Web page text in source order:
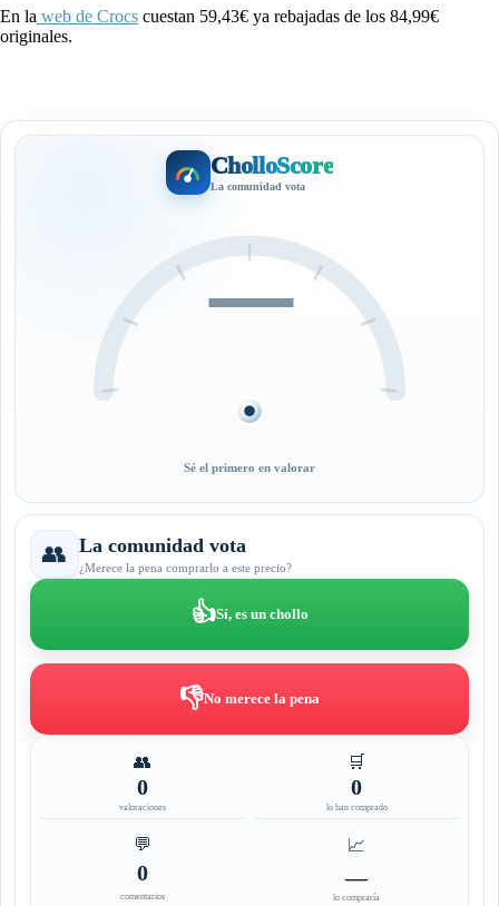
En la web de Crocs cuestan 59,43€ ya rebajadas de los 84,99€
originales.
CholloScore
La comunidad vota
—
Sé el primero en valorar
👥 La comunidad vota
¿Merece la pena comprarlo a este precio?
👍Sí, es un chollo
👎No merece la pena
👥
0
valoraciones
🛒
0
lo han comprado
💬
0
comentarios
📈
—
lo compraría